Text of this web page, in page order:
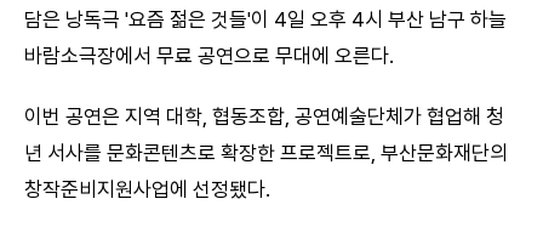
담은 낭독극 '요즘 젊은 것들'이 4일 오후 4시 부산 남구 하늘
바람소극장에서 무료 공연으로 무대에 오른다.
이번 공연은 지역 대학, 협동조합, 공연예술단체가 협업해 청
년 서사를 문화콘텐츠로 확장한 프로젝트로, 부산문화재단의
창작준비지원사업에 선정됐다.